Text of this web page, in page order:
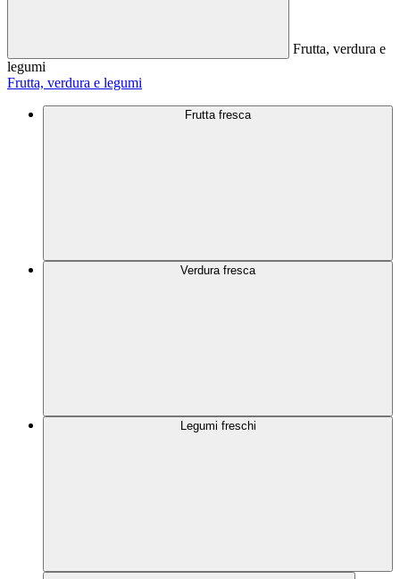
Frutta, verdura e
legumi
Frutta, verdura e legumi
Frutta fresca
Verdura fresca
Legumi freschi